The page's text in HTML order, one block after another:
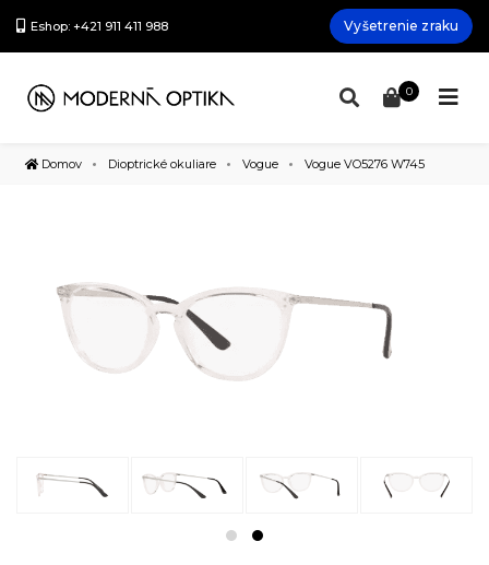
Eshop: +421 911 411 988 Vyšetrenie zraku
0
Domov Dioptrické okuliare Vogue Vogue VO5276 W745